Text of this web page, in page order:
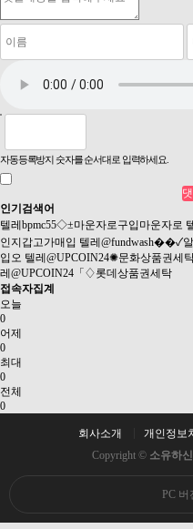
자동등록방지 숫자를 순서대로 입력하세요.
인기검색어
텔레bpmc55◇±마운자로구입마운자로
인지갑고가매입 텔레@fundwash��✓
입오 텔레@UPCOIN24✺문화상품권세
레@UPCOIN24「♢롯데상품권세탁
접속자집계
오늘
0
어제
0
최대
0
전체
0
회사소개 개인정보
Copyright © 소유하
PC 버